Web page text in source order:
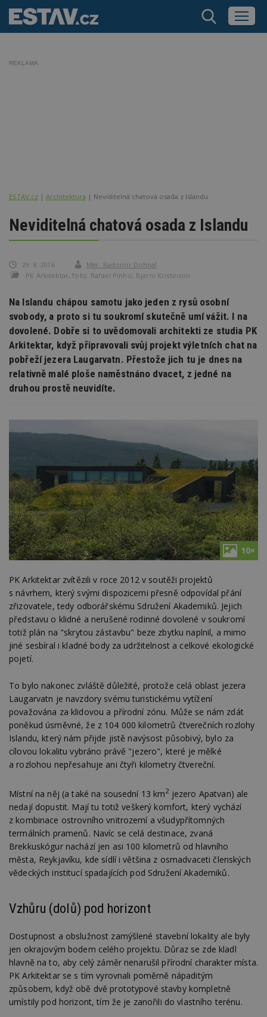
REKLAMA
ESTAV.cz Architektura Neviditelná chatová osada z Islandu
Neviditelná chatová osada z Islandu
29. 8. 2016
Mgr. Radomír Dohnal
PK Arkitektar, foto: Rafael Pinho, Bjarni Kristinson
Na Islandu chápou samotu jako jeden z rysů osobní
svobody, a proto si tu soukromí skutečně umí vážit. I na
dovolené. Dobře si to uvědomovali architekti ze studia PK
Arkitektar, když připravovali svůj projekt výletních chat na
pobřeží jezera Laugarvatn. Přestože jich tu je dnes na
relativně malé ploše naměstnáno dvacet, z jedné na
druhou prostě neuvidíte.
10×
PK Arkitektar zvítězili v roce 2012 v soutěži projektů
s návrhem, který svými dispozicemi přesně odpovídal přání
zřizovatele, tedy odborářskému Sdružení Akademiků. Jejich
představu o klidné a nerušené rodinné dovolené v soukromí
totiž plán na "skrytou zástavbu" beze zbytku naplnil, a mimo
jiné sesbíral i kladné body za udržitelnost a celkové ekologické
pojetí.
To bylo nakonec zvláště důležité, protože celá oblast jezera
Laugarvatn je navzdory svému turistickému vytížení
považována za klidovou a přírodní zónu. Může se nám zdát
poněkud úsměvné, že z 104 000 kilometrů čtverečních rozlohy
Islandu, který nám přijde jistě navýsost působivý, bylo za
cílovou lokalitu vybráno právě "jezero", které je mělké
a rozlohou nepřesahuje ani čtyři kilometry čtvereční.
Místní na něj (a také na sousední 13 km2 jezero Apatvan) ale
nedají dopustit. Mají tu totiž veškerý komfort, který vychází
z kombinace ostrovního vnitrozemí a všudypřítomných
termálních pramenů. Navíc se celá destinace, zvaná
Brekkuskógur nachází jen asi 100 kilometrů od hlavního
města, Reykjavíku, kde sídlí i většina z osmadvaceti členských
vědeckých institucí spadajících pod Sdružení Akademiků.
Vzhůru (dolů) pod horizont
Dostupnost a obslužnost zamýšlené stavební lokality ale byly
jen okrajovým bodem celého projektu. Důraz se zde kladl
hlavně na to, aby celý záměr nenarušil přírodní charakter místa.
PK Arkitektar se s tím vyrovnali poměrně nápaditým
způsobem, když obě dvě prototypové stavby kompletně
umístily pod horizont, tím že je zanořili do vlastního terénu.